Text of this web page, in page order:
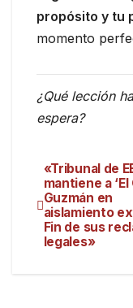
propósito y tu
momento
¿Qué lección
espera?
«Tribunal de
mantiene a ‘El
Guzmán en
aislamiento
Fin de sus
legales»